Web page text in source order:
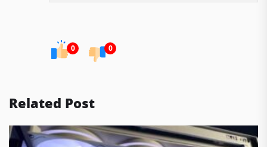
0 0
Related Post